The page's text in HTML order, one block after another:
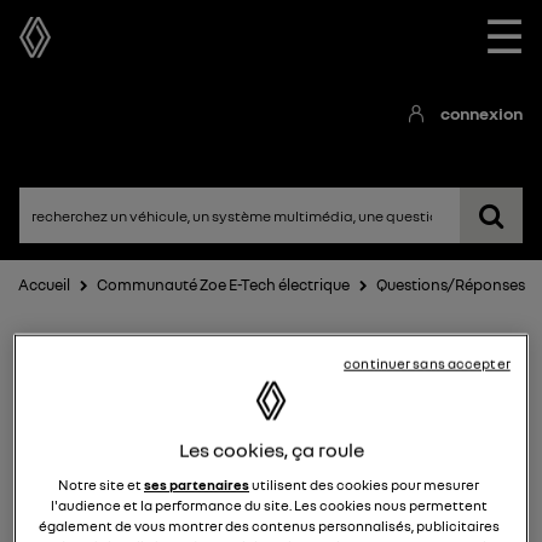
☰
connexion
Accueil Communauté Zoe E-Tech électrique Questions/Réponses
Zoe E-Tech électrique
Les cookies, ça roule
Notre site etses partenairesutilisent des cookies pour mesurer
l'audience et la performance du site. Les cookies nous permettent
également de vous montrer des contenus personnalisés, publicitaires
continuer sans accepter